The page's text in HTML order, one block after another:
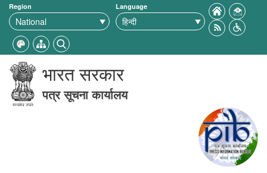
Region Language
भारत सरकार
पत्र सूचना कार्यालय